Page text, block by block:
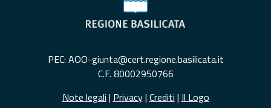
PEC: AOO-giunta@cert.regione.basilicata.it
C.F. 80002950766
Note legali | Privacy| Crediti | Il Logo